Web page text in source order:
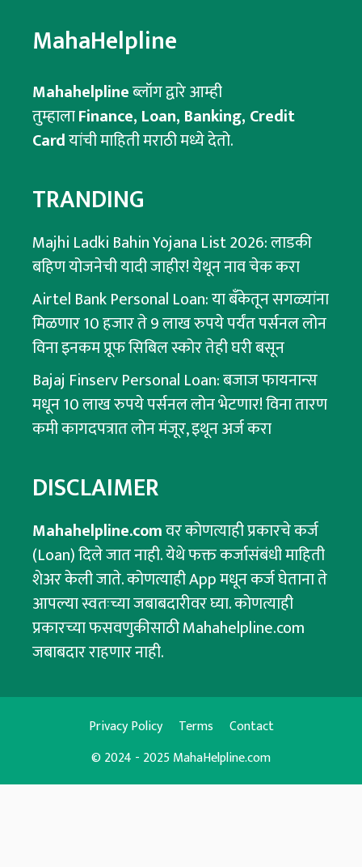
MahaHelpline
Mahahelplineब्लॉग द्वारे आम्ही
तुम्हालाFinance, Loan, Banking, Credit
Cardयांची माहिती मराठी मध्ये देतो.
TRANDING
Majhi Ladki Bahin Yojana List 2026: लाडकी
बहिण योजनेची यादी जाहीर! येथून नाव चेक करा
Airtel Bank Personal Loan: या बँकेतून सगळ्यांना
मिळणार 10 हजार ते 9 लाख रुपये पर्यंत पर्सनल लोन
विना इनकम प्रूफ सिबिल स्कोर तेही घरी बसून
Bajaj Finserv Personal Loan: बजाज फायनान्स
मधून 10 लाख रुपये पर्सनल लोन भेटणार! विना तारण
कमी कागदपत्रात लोन मंजूर, इथून अर्ज करा
DISCLAIMER
Mahahelpline.comवर कोणत्याही प्रकारचे कर्ज
(Loan) दिले जात नाही. येथे फक्त कर्जासंबंधी माहिती
शेअर केली जाते. कोणत्याही App मधून कर्ज घेताना ते
आपल्या स्वतःच्या जबाबदारीवर घ्या. कोणत्याही
प्रकारच्या फसवणुकीसाठी Mahahelpline.com
जबाबदार राहणार नाही.
Privacy Policy Terms
Contact
© 2024 - 2025 MahaHelpline.com